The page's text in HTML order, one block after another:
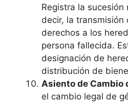
Registra la sucesión
decir, la transmisión
derechos a los
persona fallecida.
designación de
distribución de
Asiento de Cambio
el cambio legal de